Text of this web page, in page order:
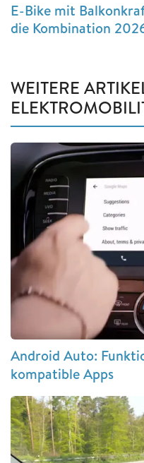
E-Bike mit
die Kombination
WEITERE
Android Auto:
kompatible Apps